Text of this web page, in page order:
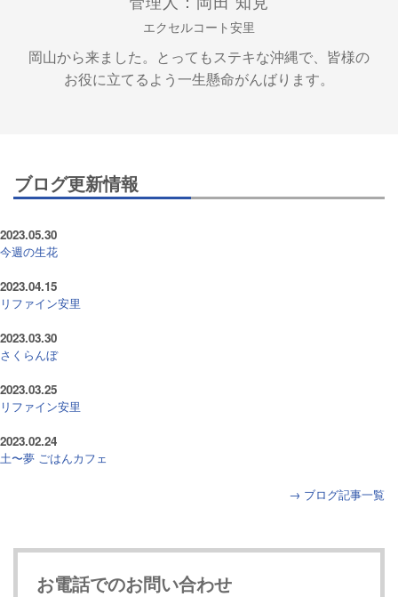
エクセルコート安里
岡山から来ました。とってもステキな沖縄で、皆様の
お役に立てるよう一生懸命がんばります。
ブログ更新情報
2023.05.30
今週の生花
2023.04.15
リファイン安里
2023.03.30
さくらんぼ
2023.03.25
リファイン安里
2023.02.24
土〜夢 ごはんカフェ
→ ブログ記事一覧
お電話でのお問い合わせ